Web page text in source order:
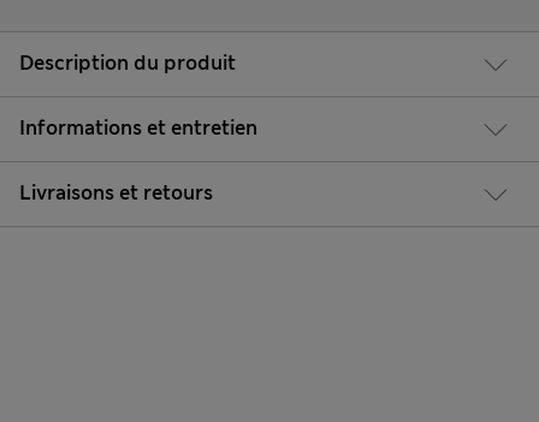
Description du produit
Informations et entretien
Livraisons et retours